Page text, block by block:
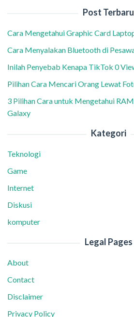
Post Terbaru
Cara Mengetahui Graphic Card
Cara Menyalakan Bluetooth di
Inilah Penyebab Kenapa TikTok 0
Pilihan Cara Mencari Orang Lewat
3 Pilihan Cara untuk Mengetahui
Galaxy
Kategori
Teknologi
Game
Internet
Diskusi
komputer
Legal Pages
About
Contact
Disclaimer
Privacy Policy